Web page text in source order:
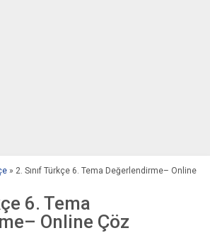
» 2. Sınıf Türkçe 6. Tema Değerlendirme– Online
6. Tema
Online Çöz